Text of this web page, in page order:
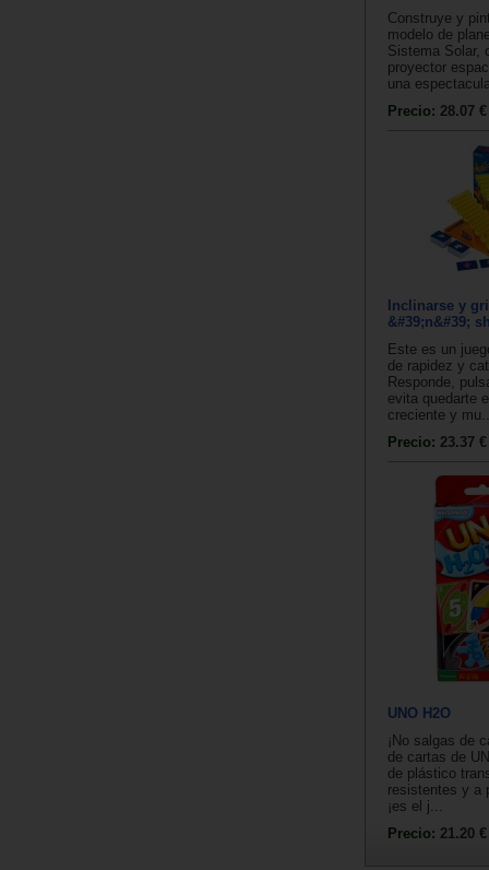
Construye y
modelo de
Sistema Solar,
proyector
una
Precio: 28.07 €
Inclinarse y
&#39;n&#39;
Este es un
de rapidez y
Responde,
evita quedarte
creciente y
Precio: 23.37 €
UNO H2O
¡No salgas de
de cartas de
de plástico
resistentes y a
¡es el j...
Precio: 21.20 €